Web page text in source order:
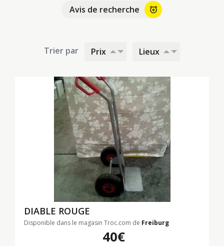
Avis de recherche alarm_add
Trier par Prix Lieux
DIABLE ROUGE
Disponible dans le magasin Troc.com de Freiburg
40€